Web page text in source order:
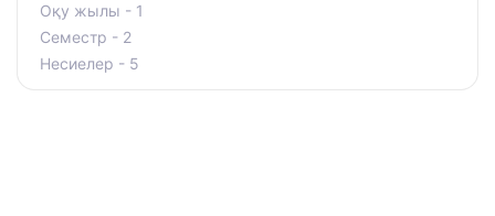
Оқу жылы - 1
Семестр - 2
Несиелер - 5